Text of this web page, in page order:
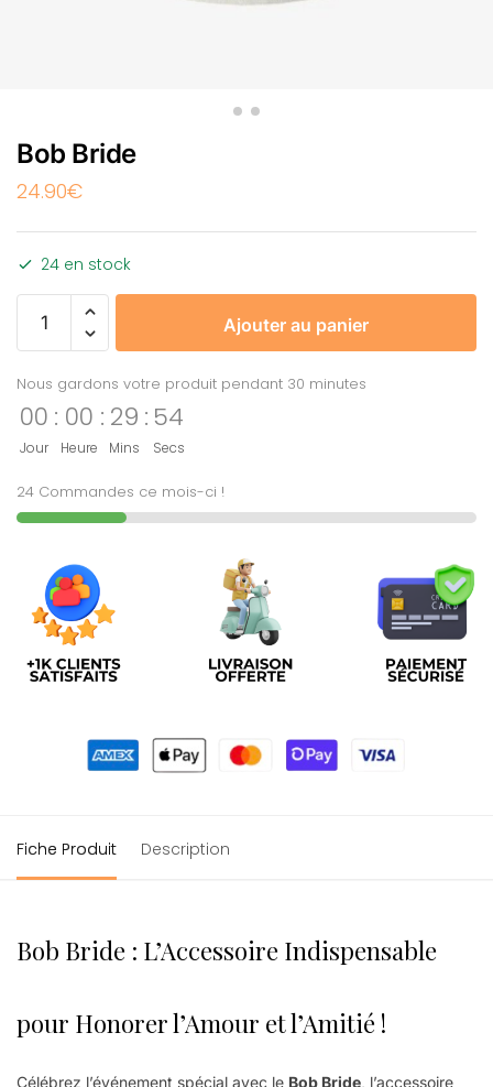
Bob Bride
24.90€
24 en stock
Ajouter au panier
Nous gardons votre produit pendant 30 minutes
00
Jour
: 00
Heure
: 29
Mins
: 54
Secs
24 Commandes ce mois-ci !
Fiche Produit Description
Bob Bride : L’Accessoire Indispensable
pour Honorer l’Amour et l’Amitié !
Célébrez l’événement spécial avec le Bob Bride, l’accessoire